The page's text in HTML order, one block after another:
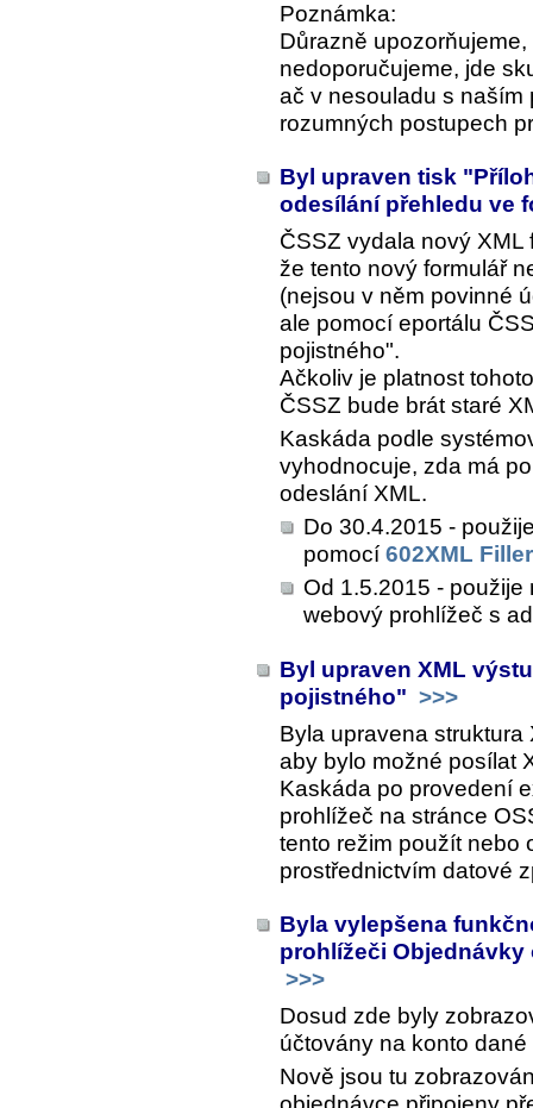
Poznámka:
Důrazně
nedoporučujeme, jde
ač v nesouladu s
rozumných postupech
Byl upraven tisk
odesílání přehledu ve
ČSSZ vydala nový
že tento nový formulář
(nejsou v něm povinné
ale pomocí eportálu
pojistného".
Ačkoliv je platnost
ČSSZ bude brát staré
Kaskáda podle
vyhodnocuje, zda má
odeslání XML.
Do 30.4.2015 -
pomocí 602XML
Od 1.5.2015 -
webový prohlížeč s
Byl upraven XML
pojistného" >>>
Byla upravena
aby bylo možné posílat
Kaskáda po provedení
prohlížeč na stránce
tento režim použít nebo
prostřednictvím datové
Byla vylepšena
prohlížeči
>>>
Dosud zde byly
účtovány na konto
Nově jsou tu